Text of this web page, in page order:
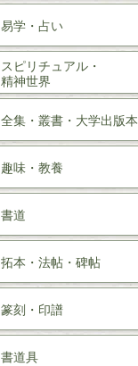
易学・ 占い
スピリチュアル・
精神世界
全集・ 叢書・ 大学出版本
趣味・ 教養
書道
拓本・法帖・ 碑帖
篆刻・印譜
書道具